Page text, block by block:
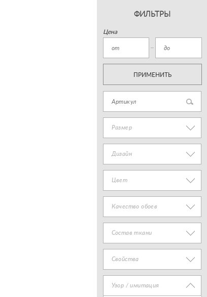
ФИЛЬТРЫ
Цена
ПРИМЕНИТЬ
Размер
Дизайн
Цвет
Качество обоев
Состав ткани
Свойства
Узор / имитация